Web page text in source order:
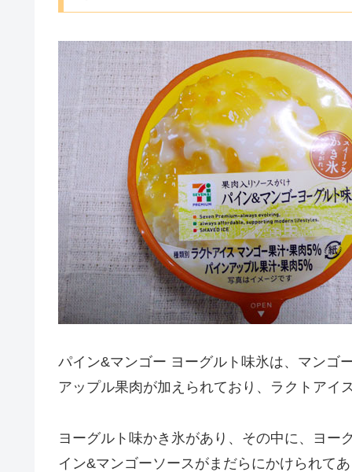
パイン&マンゴー ヨーグルト味氷は、マンゴ
アップル果肉が加えられており、ラクトアイ
ヨーグルト味かき氷があり、その中に、ヨー
イン&マンゴーソースがまだらにかけられて